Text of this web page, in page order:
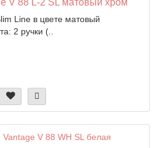
Line в цвете матовый
2 ручки (..